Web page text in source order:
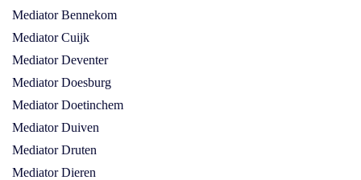
Mediator Bennekom
Mediator Cuijk
Mediator Deventer
Mediator Doesburg
Mediator Doetinchem
Mediator Duiven
Mediator Druten
Mediator Dieren